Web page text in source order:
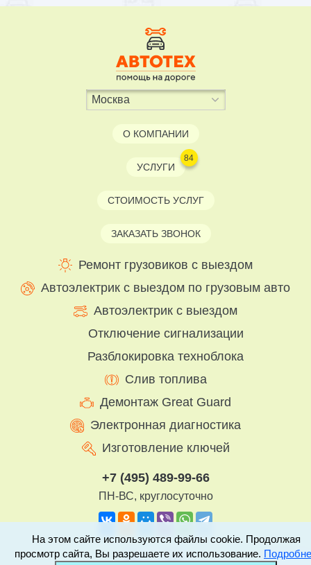
О КОМПАНИИ
УСЛУГИ
84
СТОИМОСТЬ УСЛУГ
ЗАКАЗАТЬ ЗВОНОК
Ремонт грузовиков с выездом
Автоэлектрик с выездом по грузовым авто
Автоэлектрик с выездом
Отключение сигнализации
Разблокировка техноблока
Слив топлива
Демонтаж Great Guard
Электронная диагностика
Изготовление ключей
+7 (495) 489-99-66
ПН-ВС, круглосуточно
На этом сайте используются файлы cookie. Продолжая
просмотр сайта, Вы разрешаете их использование.